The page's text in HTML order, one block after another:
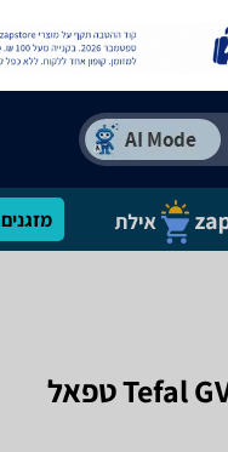
מזגנים